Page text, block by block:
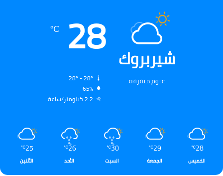
شيربروك
غيوم متفرقة
28
℃
65%
2.2 كيلومتر/ساعة
28
℃
الخميس
29
℃
الجمعة
30
℃
السبت
26
℃
الأحد
25
℃
الأثنين